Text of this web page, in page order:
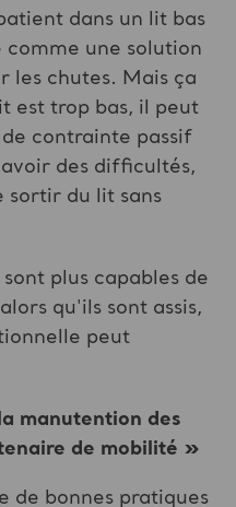
dans un lit bas
une solution
les chutes. Mais ça
est trop bas, il peut
contrainte passif
des difficultés,
sortir du lit sans
plus capables de
qu'ils sont assis,
peut
manutention des
de mobilité »
de bonnes pratiques